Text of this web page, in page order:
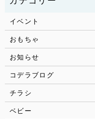
イベント
おもちゃ
お知らせ
コデラブログ
チラシ
ベビー